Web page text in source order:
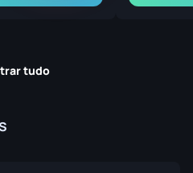
tudo